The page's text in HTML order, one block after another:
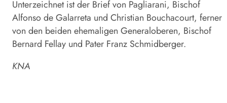
Unterzeichnet ist der Brief von Pagliarani, Bischof
Alfonso de Galarreta und Christian Bouchacourt, ferner
von den beiden ehemaligen Generaloberen, Bischof
Bernard Fellay und Pater Franz Schmidberger.
KNA